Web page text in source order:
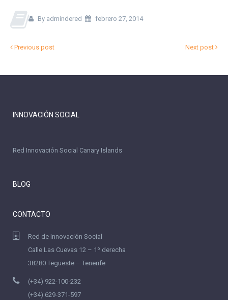
By admindered febrero 27, 2014
Next post
Previous post
INNOVACIÓN SOCIAL
Red Innovación Social Canary Islands
BLOG
CONTACTO
Red de Innovación Social
Calle Las Cuevas 12 – 1º derecha
38280 Tegueste – Tenerife
(+34) 922-100-232
(+34) 629-371-597